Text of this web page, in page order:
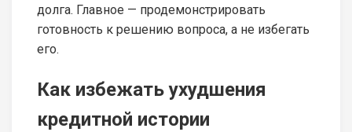
долга. Главное — продемонстрировать
готовность к решению вопроса, а не избегать
его.
Как избежать ухудшения
кредитной истории